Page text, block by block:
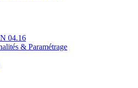
04.16
& Paramétrage